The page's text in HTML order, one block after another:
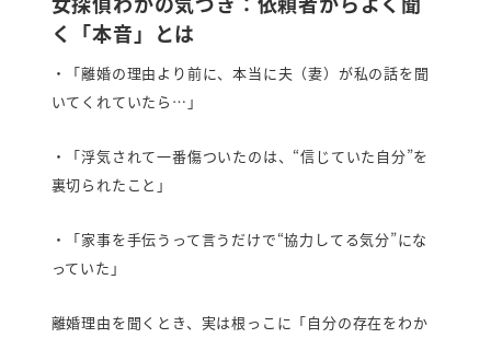
く「本音」とは
・「離婚の理由より前に、本当に夫（妻）が私の話を聞
いてくれていたら…」
・「浮気されて一番傷ついたのは、“信じていた自分”を
裏切られたこと」
・「家事を手伝うって言うだけで“協力してる気分”にな
っていた」
離婚理由を聞くとき、実は根っこに「自分の存在をわか